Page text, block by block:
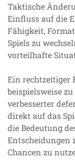
Taktische
Einfluss auf die
Fähigkeit,
Spiels zu
vorteilhafte
Ein rechtzeitiger
beispielsweise
verbesserter
direkt auf das
die Bedeutung
Entscheidungen
Chancen zu